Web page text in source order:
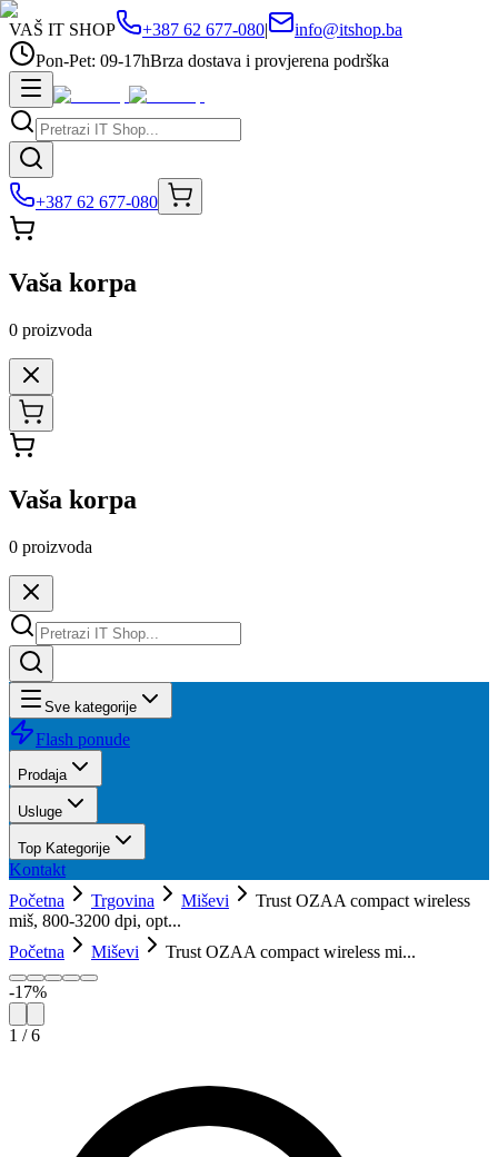
VAŠ IT SHOP +387 62 677-080|
info@itshop.ba
Pon-Pet: 09-17hBrza dostava i provjerena podrška
+387 62 677-080
Vaša korpa
0 proizvoda
Vaša korpa
0 proizvoda
Sve kategorije
Flash ponude
Prodaja
Usluge
Top Kategorije
Kontakt
Početna
Trgovina Miševi
Trust OZAA compact wireless
miš, 800-3200 dpi, opt...
Početna
Miševi Trust OZAA compact wireless mi...
-17%
1 /6